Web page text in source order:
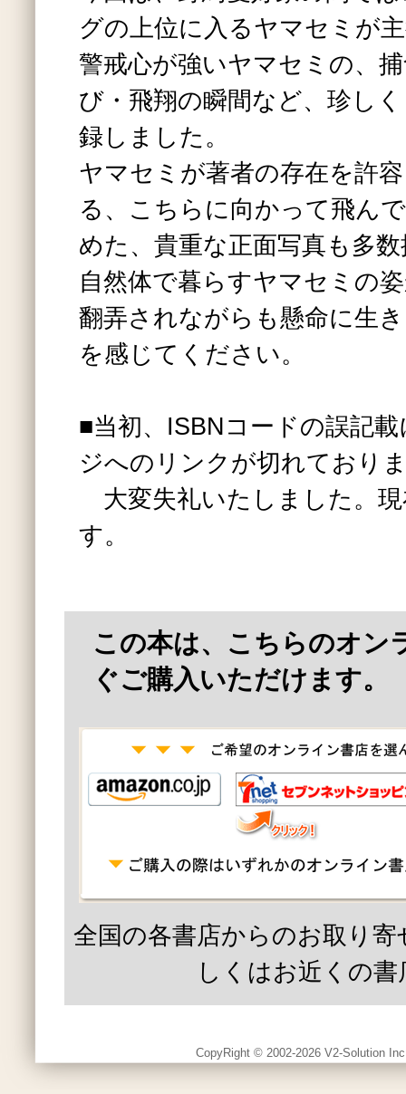
グの上位に入るヤマセミが
警戒心が強いヤマセミの、
び・飛翔の瞬間など、珍し
録しました。
ヤマセミが著者の存在を許
る、こちらに向かって飛ん
めた、貴重な正面写真も多
自然体で暮らすヤマセミの
翻弄されながらも懸命に生
を感じてください。
■当初、ISBNコードの誤記
ジへのリンクが切れており
大変失礼いたしました。
す。
この本は、こちらのオン
ぐご購入いただけます。
全国の各書店からのお取り
しくはお近くの書
CopyRight © 2002-2026 V2-Solution